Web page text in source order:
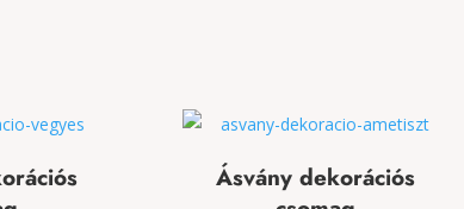
Ásvány dekorációs